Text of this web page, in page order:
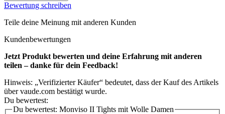
Bewertung schreiben
Teile deine Meinung mit anderen Kunden
Kundenbewertungen
Jetzt Produkt bewerten und deine Erfahrung mit anderen
teilen – danke für dein Feedback!
Hinweis: „Verifizierter Käufer“ bedeutet, dass der Kauf des Artikels
über vaude.com bestätigt wurde.
Du bewertest:
Du bewertest: Monviso II Tights mit Wolle Damen